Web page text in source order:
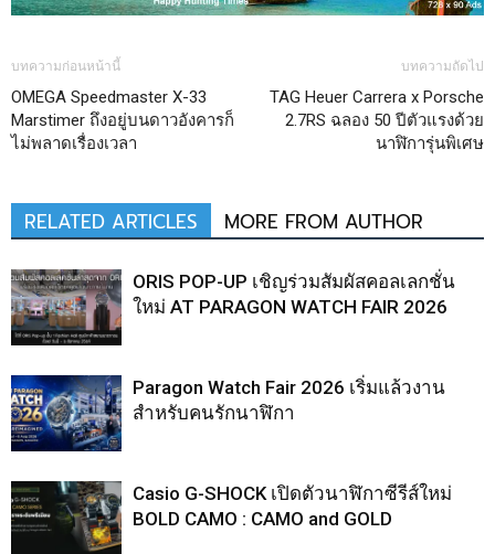
บทความก่อนหน้านี้
OMEGA Speedmaster X-33
Marstimer ถึงอยู่บนดาวอังคารก็
ไม่พลาดเรื่องเวลา
บทความถัดไป
TAG Heuer Carrera x Porsche
2.7RS ฉลอง 50 ปีตัวแรงด้วย
นาฬิการุ่นพิเศษ
RELATED ARTICLES MORE FROM AUTHOR
ORIS POP-UP เชิญร่วมสัมผัสคอลเลกชั่น
ใหม่ AT PARAGON WATCH FAIR 2026
Paragon Watch Fair 2026 เริ่มแล้วงาน
สำหรับคนรักนาฬิกา
Casio G-SHOCK เปิดตัวนาฬิกาซีรีส์ใหม่
BOLD CAMO : CAMO and GOLD